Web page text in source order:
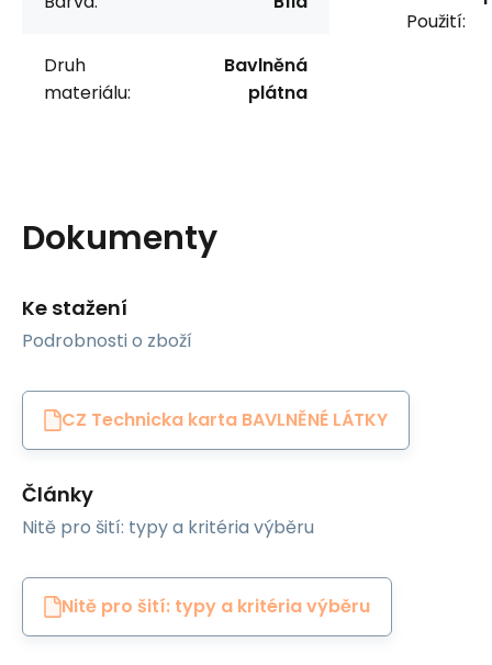
Druh
materiálu:
Bavlněná
plátna
Použití:
Dokumenty
Ke stažení
Podrobnosti o zboží
CZ Technicka karta BAVLNĚNÉ LÁTKY
Články
Nitě pro šití: typy a kritéria výběru
Nitě pro šití: typy a kritéria výběru